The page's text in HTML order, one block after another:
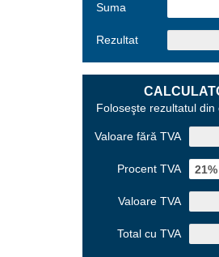
Suma
Rezultat
Foloseşte rezultatul
Valoare fără TVA
Procent TVA
Valoare TVA
Total cu TVA